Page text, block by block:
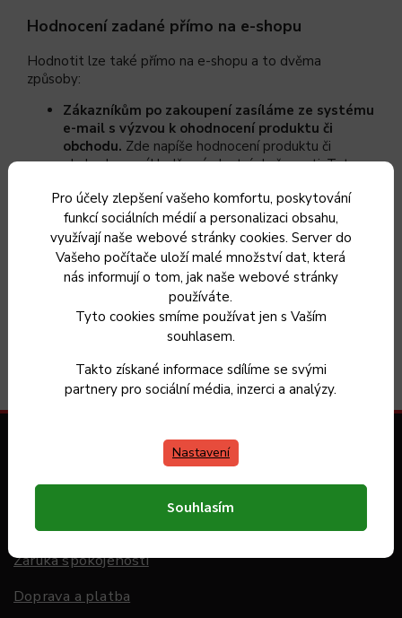
Pro účely zlepšení vašeho komfortu, poskytování
funkcí sociálních médií a personalizaci obsahu,
využívají naše webové stránky cookies. Server do
Vašeho počítače uloží malé množství dat, která
nás informují o tom, jak naše webové stránky
používáte.
Tyto cookies smíme používat jen s Vaším
souhlasem.
Takto získané informace sdílíme se svými
partnery pro sociální média, inzerci a analýzy.
Nastavení
Souhlasím
Hodnocení zadané přímo na e-shopu
Hodnotit lze také přímo na e-shopu a to dvěma
způsoby:
Zákazníkům po zakoupení zasíláme ze systému
e-mail s výzvou k ohodnocení produktu či
obchodu. Zde napíše hodnocení produktu či
obchodu na základě své vlastní zkušenosti. Tato
objednávkou nebo uživatelským účtem.
Zadáním recenze přímo u produktu v rámci
registrovaného účtu, nebo bez registrace (se
zadáním jména a e-mailu).Tyto recenze ručně
schvalujeme. V případě že není zřejmé, že by
uživatel u nás zboží zakoupil, nebo že zboží
skutečně nikdy nepoužil, tuto recenze neschválíme.
Kontakt
Dárkové poukazy
Záruka spokojenosti
Doprava a platba